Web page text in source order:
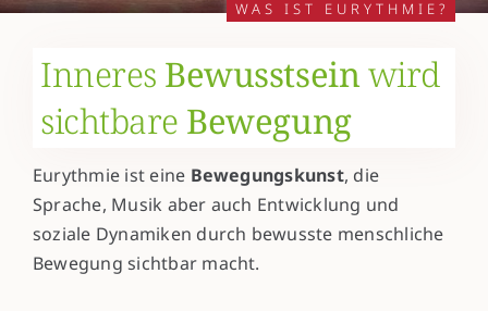
WAS IST EURYTHMIE?
Inneres Bewusstseinwird
sichtbare Bewegung
Eurythmie ist eine Bewegungskunst, die
Sprache, Musik aber auch Entwicklung und
soziale Dynamiken durch bewusste menschliche
Bewegung sichtbar macht.